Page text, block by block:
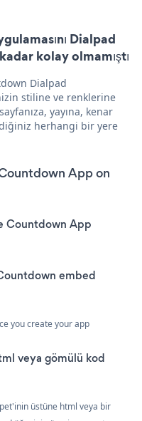
Dialpad
kolay olmamıştı
Dialpad
stiline ve renklerine
yayına, kenar
herhangi bir yere
App on
Countdown App
embed
you create your app
veya gömülü kod
üstüne html veya bir